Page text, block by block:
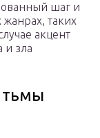
шаг и
таких
акцент
и зла
тьмы